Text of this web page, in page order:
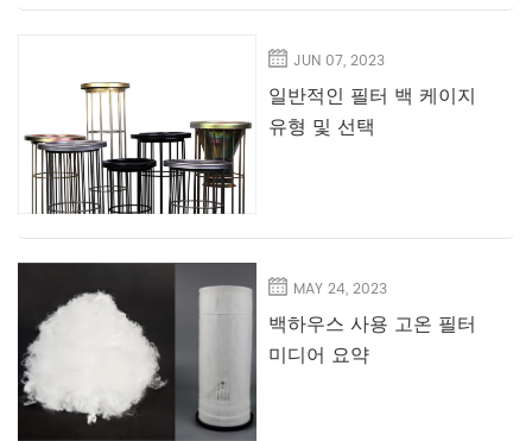
JUN 07, 2023
일반적인 필터 백 케이지
유형 및 선택
MAY 24, 2023
백하우스 사용 고온 필터
미디어 요약